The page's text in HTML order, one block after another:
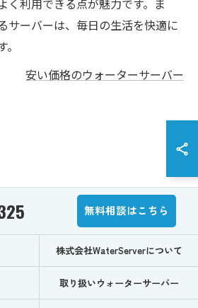
く利用できる点が魅力です。ま
サーバーは、毎日の生活を快適に
安い価格のウォーターサーバー
無料相談はこちら
株式会社WaterServerについて
取り扱いウォーターサーバー